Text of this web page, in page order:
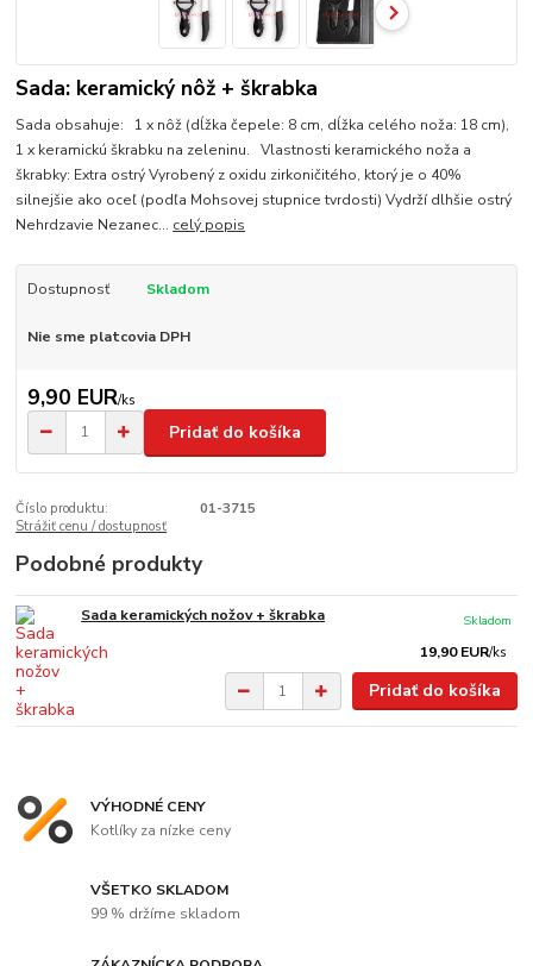
Sada: keramický nôž + škrabka
Sada obsahuje: 1 x nôž (dĺžka čepele: 8 cm, dĺžka celého noža: 18 cm),
1 x keramickú škrabku na zeleninu. Vlastnosti keramického noža a
škrabky: Extra ostrý Vyrobený z oxidu zirkoničitého, ktorý je o 40%
silnejšie ako oceľ (podľa Mohsovej stupnice tvrdosti) Vydrží dlhšie ostrý
Nehrdzavie Nezanec... celý popis
Dostupnosť Skladom
Nie sme platcovia DPH
9,90 EUR/ks
Pridať do košíka
Číslo produktu:
01-3715
Strážiť cenu / dostupnosť
Podobné produkty
Sada keramických nožov + škrabka
19,90 EUR/ks
Skladom
Pridať do košíka
VÝHODNÉ CENY
Kotlíky za nízke ceny
VŠETKO SKLADOM
99 % držíme skladom